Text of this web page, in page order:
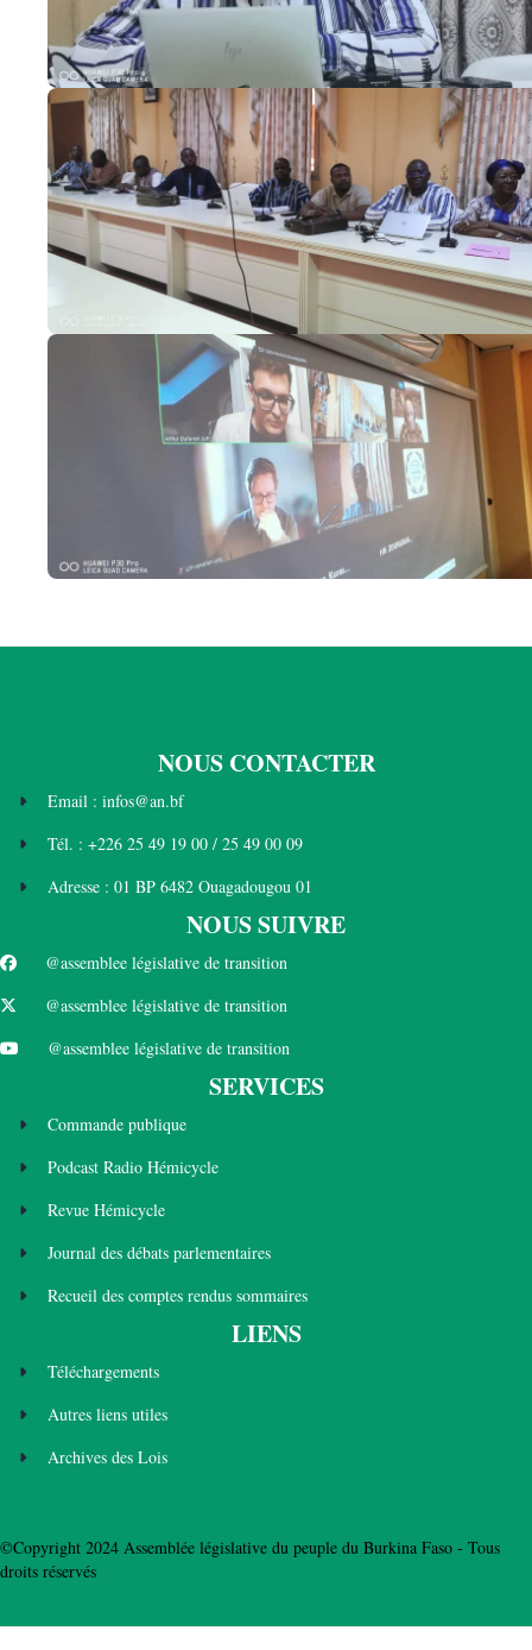
NOUS CONTACTER
Email : infos@an.bf
Tél. : +226 25 49 19 00 / 25 49 00 09
Adresse : 01 BP 6482 Ouagadougou 01
NOUS SUIVRE
@assemblee législative de transition
@assemblee législative de transition
@assemblee législative de transition
SERVICES
Commande publique
Podcast Radio Hémicycle
Revue Hémicycle
Journal des débats parlementaires
Recueil des comptes rendus sommaires
LIENS
Téléchargements
Autres liens utiles
Archives des Lois
©Copyright 2024 Assemblée législative du peuple du Burkina Faso - Tous
droits réservés